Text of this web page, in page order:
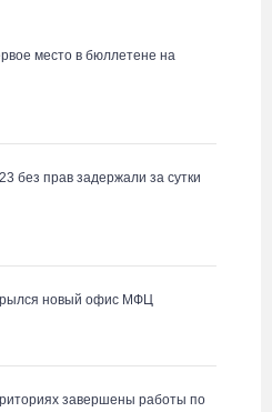
место в бюллетене на
без прав задержали за сутки
новый офис МФЦ
завершены работы по